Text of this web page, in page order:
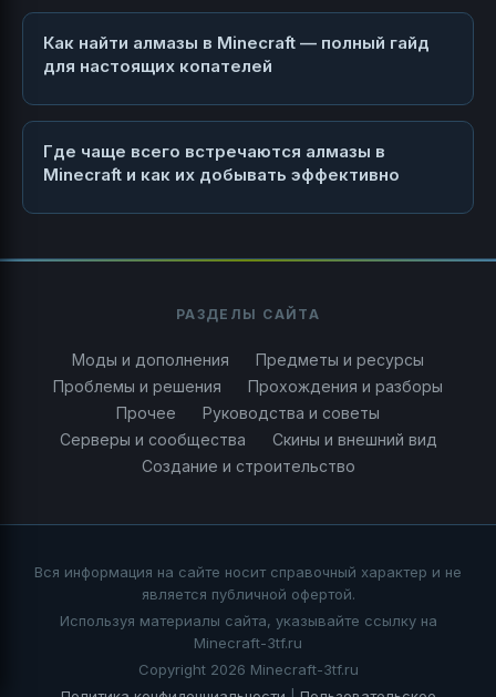
Как найти алмазы в Minecraft — полный гайд
для настоящих копателей
Где чаще всего встречаются алмазы в
Minecraft и как их добывать эффективно
РАЗДЕЛЫ САЙТА
Моды и дополнения
Предметы и ресурсы
Проблемы и решения
Прохождения и разборы
Прочее
Руководства и советы
Серверы и сообщества
Скины и внешний вид
Создание и строительство
Вся информация на сайте носит справочный характер и не
является публичной офертой.
Используя материалы сайта, указывайте ссылку на
Minecraft-3tf.ru
Copyright 2026 Minecraft-3tf.ru